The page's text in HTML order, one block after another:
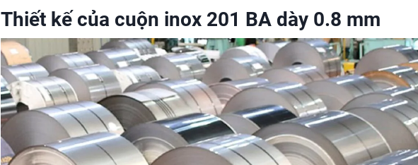
Thiết kế của cuộn inox 201 BA dày 0.8 mm